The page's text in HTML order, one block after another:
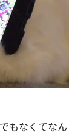
もなくてな